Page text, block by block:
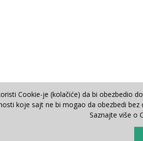
Cookie-je (kolačiće) da bi obezbedio
koje sajt ne bi mogao da obezbedi
Saznajte više o